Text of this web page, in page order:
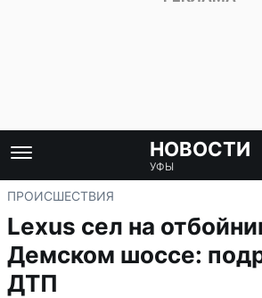
НОВОСТИ
УФЫ
ПРОИСШЕСТВИЯ
Lexus сел на
Демском шоссе:
ДТП